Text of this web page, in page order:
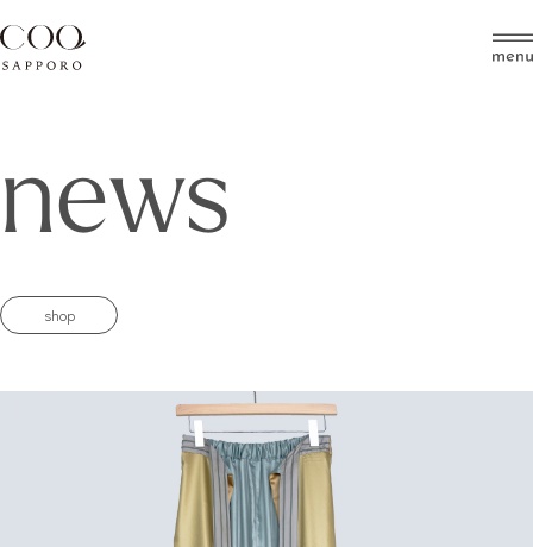
news
shop
SHOP
ACCESS
ABOUT